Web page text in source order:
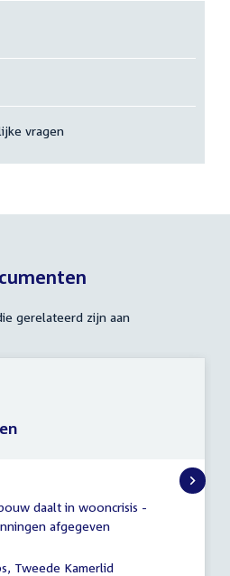
vragen
gerelateerd zijn aan
daalt in wooncrisis -
afgegeven
Tweede Kamerlid